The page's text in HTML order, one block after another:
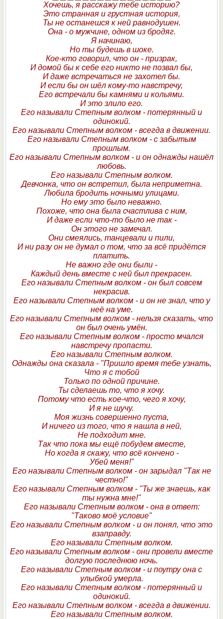
Хочешь, я расскажу тебе историю?
Это странная и грустная история,
Ты не останешся к ней равнодушен.
Она - о мужчине, одном из бродяг.
Я начинаю,
Но ты будешь в шоке.
Кое-кто говорил, что он - призрак,
И домой бы к себе его никто не позвал бы,
И даже встречаться не захотел бы.
И если бы он шёл кому-то навстречу,
Его встречали бы камнями и кольями.
И это злило его.
Его называли Степным волком - потерянный и
одинокий.
Его называли Степным волком - всегда в движении.
Его называли Степным волком - с забытым
прошлым.
Его называли Степным волком - и он однажды нашёл
любовь.
Его называли Степным волком.
Девчонка, что он встретил, была неприметна.
Любила бродить ночными улицами.
Но ему это было неважно.
Похоже, что она была счастлива с ним,
И даже если что-то было не так -
Он этого не замечал.
Они смеялись, танцевали и пили,
И ни разу он не думал о том, что за всё придётся
платить.
Не важно где они были -
Каждый день вместе с ней был прекрасен.
Его называли Степным волком - он был совсем
некрасив.
Его называли Степным волком - и он не знал, что у
неё на уме.
Его называли Степным волком - нельзя сказать, что
он был очень умён.
Его называли Степным волком - просто мчался
навстречу пропасти.
Его называли Степным волком.
Однажды она сказала - "Пришло время тебе узнать,
Что я с тобой
Только по одной причине.
Ты сделаешь то, что я хочу.
Потому что есть кое-что, чего я хочу,
И я не шучу.
Моя жизнь совершенно пуста,
И ничего из того, что я нашла в ней,
Не подходит мне.
Так что пока мы ещё побудем вместе,
Но когда я скажу, что всё кончено -
Убей меня!"
Его называли Степным волком - он зарыдал "Так не
честно!"
Его называли Степным волком - "Ты же знаешь, как
ты нужна мне!"
Его называли Степным волком - она в ответ:
"Таково моё условие"
Его называли Степным волком - и он понял, что это
взаправду.
Его называли Степным волком.
Его называли Степным волком - они провели вместе
долгую последнюю ночь.
Его называли Степным волком - и поутру она с
улыбкой умерла.
Его называли Степным волком - потерянный и
одинокий.
Его называли Степным волком - всегда в движении.
Его называли Степным волком.